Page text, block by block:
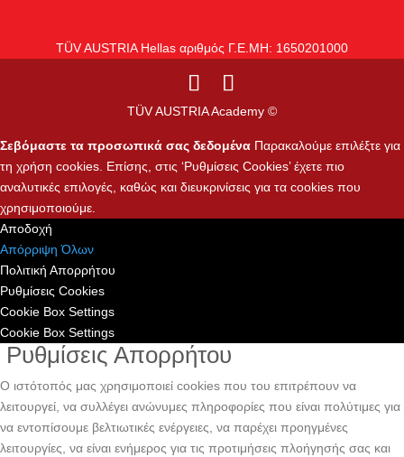
TÜV AUSTRIA Hellas αριθμός Γ.Ε.ΜΗ: 1650201000
TÜV AUSTRIA Academy ©
Σεβόμαστε τα προσωπικά σας δεδομένα Παρακαλούμε επιλέξτε για
τη χρήση cookies. Επίσης, στις ‘Ρυθμίσεις Cookies’ έχετε πιο
αναλυτικές επιλογές, καθώς και διευκρινίσεις για τα cookies που
χρησιμοποιούμε.
Αποδοχή
Απόρριψη Όλων
Πολιτική Απορρήτου
Ρυθμίσεις Cookies
Cookie Box Settings
Cookie Box Settings
Ρυθμίσεις Απορρήτου
Ο ιστότοπός μας χρησιμοποιεί cookies που του επιτρέπουν να
λειτουργεί, να συλλέγει ανώνυμες πληροφορίες που είναι πολύτιμες για
να εντοπίσουμε βελτιωτικές ενέργειες, να παρέχει προηγμένες
λειτουργίες, να είναι ενήμερος για τις προτιμήσεις πλοήγησής σας και